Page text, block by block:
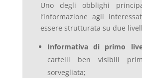
Uno degli obblighi
l’informazione agli
essere strutturata su due
Informativa di primo
cartelli ben visibili
sorvegliata;